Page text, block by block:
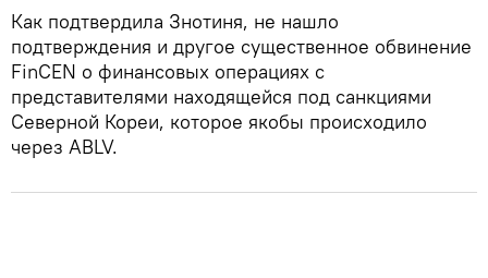
Как подтвердила Знотиня, не нашло
подтверждения и другое существенное обвинение
FinCEN о финансовых операциях с
представителями находящейся под санкциями
Северной Кореи, которое якобы происходило
через ABLV.